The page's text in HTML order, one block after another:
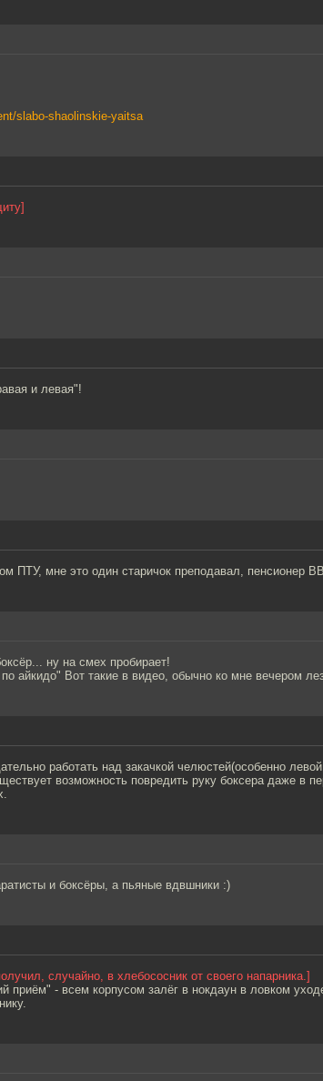
slabo-shaolinskie-yaitsa
и левая"!
ПТУ, мне это один старичок преподавал, пенсионер
ну на смех пробирает!
айкидо" Вот такие в видео, обычно ко мне вечером
работать над закачкой челюстей(особенно
возможность повредить руку боксера даже в
и боксёры, а пьяные вдвшники :)
случайно, в хлебососник от своего напарника.]
приём" - всем корпусом залёг в нокдаун в ловком